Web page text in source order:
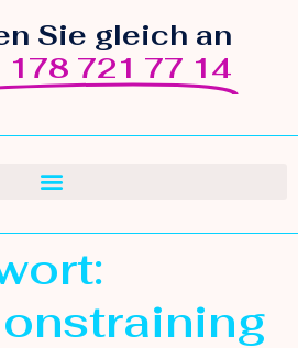
Sie gleich an
178 721 77 14